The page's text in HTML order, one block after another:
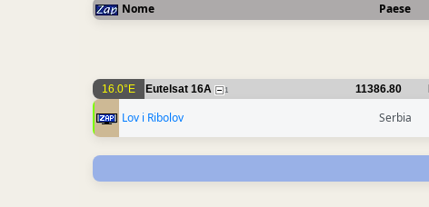
Nome Paese
16.0°E Eutelsat 16A 1 11386.80
Lov i Ribolov Serbia